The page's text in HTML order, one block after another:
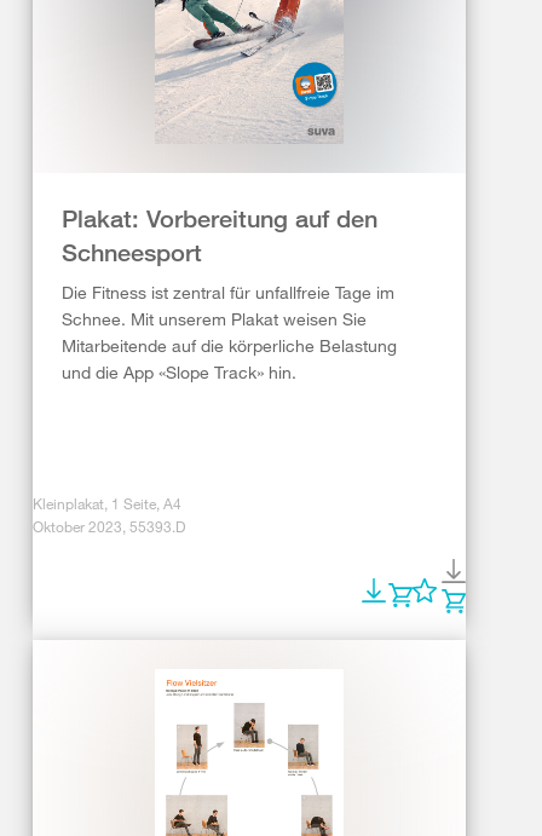
Plakat: Vorbereitung auf den
Schneesport
Die Fitness ist zentral für unfallfreie Tage im
Schnee. Mit unserem Plakat weisen Sie
Mitarbeitende auf die körperliche Belastung
und die App «Slope Track» hin.
Kleinplakat, 1 Seite, A4
Oktober 2023, 55393.D